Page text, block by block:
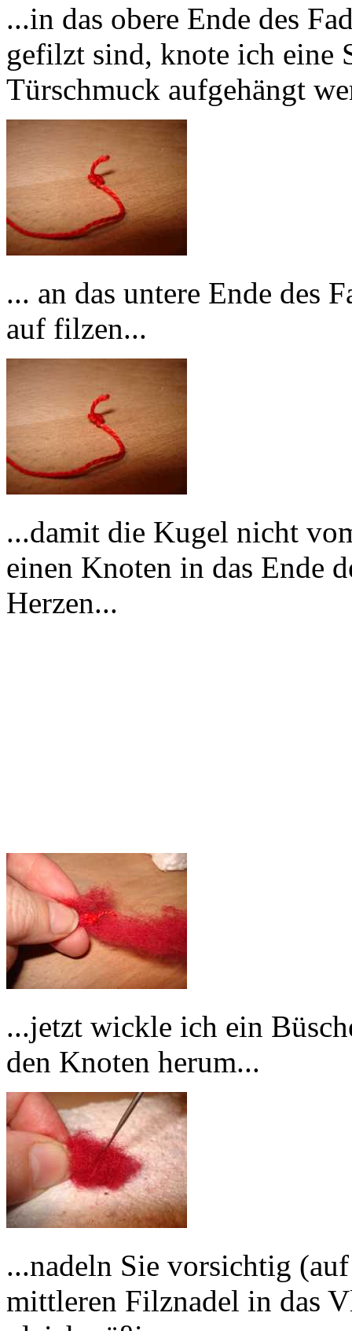
...in das obere Ende des
gefilzt sind, knote ich eine
Türschmuck aufgehängt
... an das untere Ende des
auf filzen...
...damit die Kugel nicht
einen Knoten in das Ende
Herzen...
...jetzt wickle ich ein
den Knoten herum...
...nadeln Sie vorsichtig
mittleren Filznadel in das